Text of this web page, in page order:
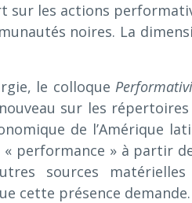
sur les actions
noires. La
le colloque
sur les répertoires
de l’Amérique
performance » à partir
sources
cette présence demande.